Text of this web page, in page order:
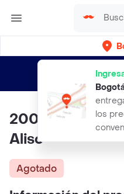
los
envíos gratis
200 Semillas
Aliso
Agotado